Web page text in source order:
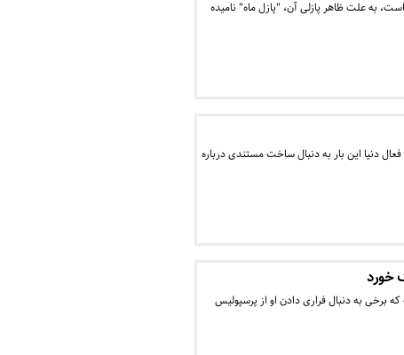
به علت ظاهر پازلی آن، "پازل ماه" نامیده
دنیا این بار به دنبال ساخت مستندی درباره
خورد
برخی به دنبال فراری دادن او از پرسپولیس